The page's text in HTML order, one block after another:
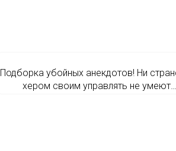
Подборка убойных анекдотов! Ни
хером своим управлять не умеют…